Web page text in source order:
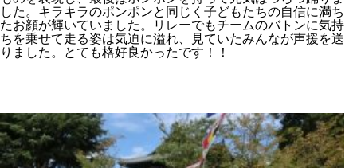
した。キラキラのポンポンと同じく子どもたちの自信に満ち
たお顔が輝いていました。リレーでもチームのバトンに気持
ちを乗せて走る姿は気迫に溢れ、見ていたみんなが声援を送
りました。とても格好良かったです！！